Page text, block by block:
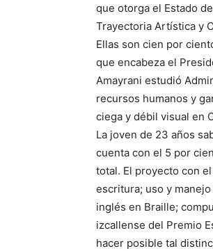
que otorga el Estado
Trayectoria Artística y
Ellas son cien por
que encabeza el
Amayrani estudió
recursos humanos y
ciega y débil visual en
La joven de 23 años
cuenta con el 5 por
total. El proyecto con
escritura; uso y
inglés en Braille;
izcallense del Premio
hacer posible tal